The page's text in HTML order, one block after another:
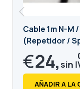
Cable 1m N-M
(Repetidor /
€24,
€ 29,
AÑADIR A LA